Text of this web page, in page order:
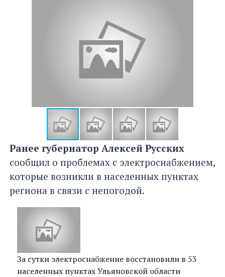
Ранее губернатор Алексей Русских
сообщил о проблемах с электроснабжением,
которые возникли в населенных пунктах
региона в связи с непогодой.
За сутки электроснабжение восстановили в 53
населенных пунктах Ульяновской области